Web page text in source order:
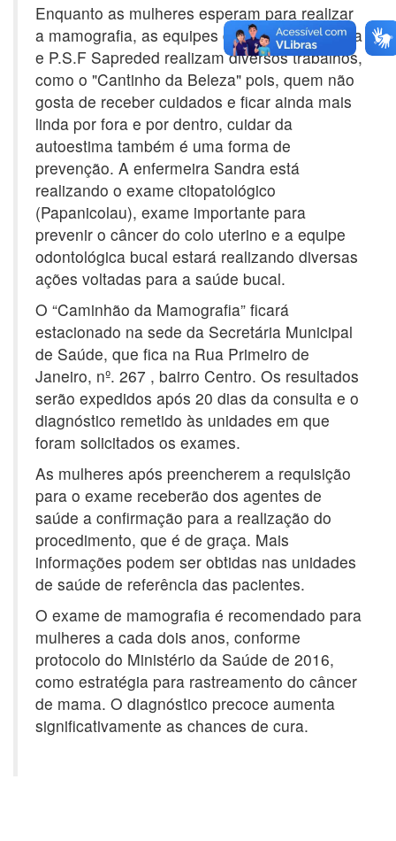
Enquanto as mulheres esperam para realizar
a mamografia, as equipes do P.S.F Biguatinga
e P.S.F Sapreded realizam diversos trabalhos,
como o "Cantinho da Beleza" pois, quem não
gosta de receber cuidados e ficar ainda mais
linda por fora e por dentro, cuidar da
autoestima também é uma forma de
prevenção. A enfermeira Sandra está
realizando o exame citopatológico
(Papanicolau), exame importante para
prevenir o câncer do colo uterino e a equipe
odontológica bucal estará realizando diversas
ações voltadas para a saúde bucal.
O “Caminhão da Mamografia” ficará
estacionado na sede da Secretária Municipal
de Saúde, que fica na Rua Primeiro de
Janeiro, nº. 267 , bairro Centro. Os resultados
serão expedidos após 20 dias da consulta e o
diagnóstico remetido às unidades em que
foram solicitados os exames.
As mulheres após preencherem a requisição
para o exame receberão dos agentes de
saúde a confirmação para a realização do
procedimento, que é de graça. Mais
informações podem ser obtidas nas unidades
de saúde de referência das pacientes.
O exame de mamografia é recomendado para
mulheres a cada dois anos, conforme
protocolo do Ministério da Saúde de 2016,
como estratégia para rastreamento do câncer
de mama. O diagnóstico precoce aumenta
significativamente as chances de cura.